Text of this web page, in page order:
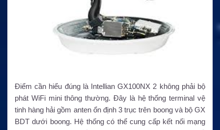
Điểm cần hiểu đúng là Intellian GX100NX 2 không phải bộ
phát WiFi mini thông thường. Đây là hệ thống terminal vệ
tinh hàng hải gồm anten ổn định 3 trục trên boong và bộ GX
BDT dưới boong. Hệ thống có thể cung cấp kết nối mạng